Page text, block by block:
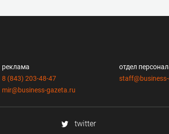
реклама
8 (843) 203-48-47
mir@business-gazeta.ru
отдел
twitter